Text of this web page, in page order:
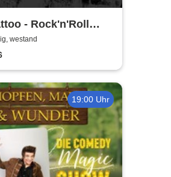
- Rock'n'Roll
One Last Ride
westand
19:00 Uhr